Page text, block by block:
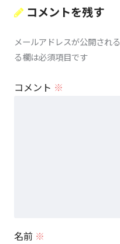
コメントを残す
メールアドレスが公開され
る欄は必須項目です
コメント ※
名前 ※